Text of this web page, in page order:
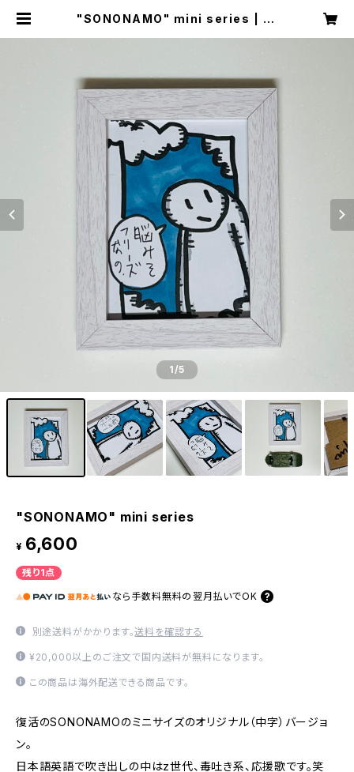
"SONONAMO" mini series | DI
1/5
"SONONAMO" mini series
¥ 6,600
残り1点
なら 手数料無料の 翌月払いでOK
別途送料がかかります。送料を確認する
¥20,000以上のご注文で国内送料が無料になります。
この商品は海外配送できる商品です。
復活のSONONAMOのミニサイズのオリジナル（中字）バージョ
ン。
日本語英語で吹き出しの中はz世代、毒吐き系、応援歌です。笑